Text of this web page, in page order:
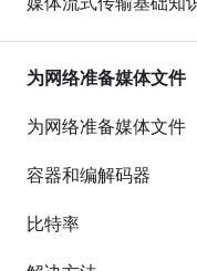
为网络准备媒体文件
为网络准备媒体文件
容器和编解码器
比特率